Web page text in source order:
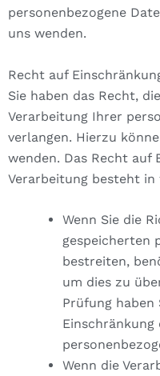
personenbezogene
uns wenden.
Recht auf
Sie haben das Recht,
Verarbeitung Ihrer
verlangen. Hierzu
wenden. Das Recht auf
Verarbeitung besteht in
Wenn Sie die
gespeicherten
bestreiten,
um dies zu
Prüfung haben
Wenn die